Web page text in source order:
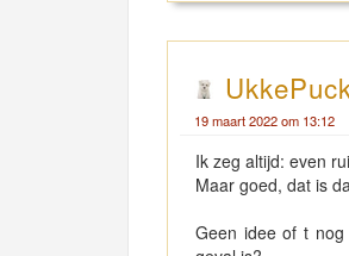
19 maart 2022 om 13:12
Ik zeg altijd: even
Maar goed, dat is
Geen idee of t